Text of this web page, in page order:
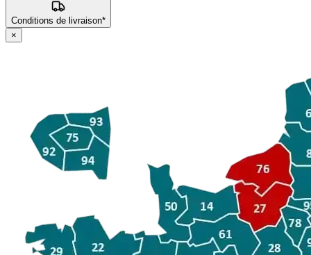
Conditions de livraison*
×